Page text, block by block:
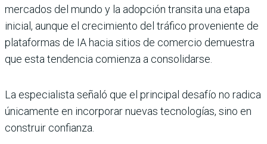
mercados del mundo y la adopción transita una etapa
inicial, aunque el crecimiento del tráfico proveniente de
plataformas de IA hacia sitios de comercio demuestra
que esta tendencia comienza a consolidarse.
La especialista señaló que el principal desafío no radica
únicamente en incorporar nuevas tecnologías, sino en
construir confianza.